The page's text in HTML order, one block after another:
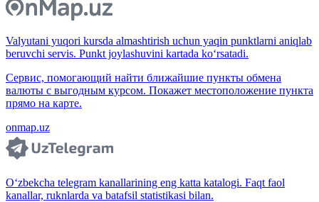
Valyutani yuqori kursda almashtirish uchun yaqin punktlarni aniqlab
beruvchi servis. Punkt joylashuvini kartada ko‘rsatadi.
Сервис, помогающий найти ближайшие пункты обмена
валюты с выгодным курсом. Покажет местоположение пункта
прямо на карте.
onmap.uz
O‘zbekcha telegram kanallarining eng katta katalogi. Faqt faol
kanallar, ruknlarda va batafsil statistikasi bilan.